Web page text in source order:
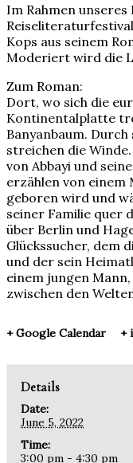
Im Rahmen unseres
Kops aus seinem
Moderiert wird die
Zum Roman:
Dort, wo sich die
Kontinentalplatte
Banyanbaum.
streichen die
von Abbayi und
erzählen von einem
geboren wird und
seiner Familie quer
über Berlin und
Glückssucher, dem
und der sein
einem jungen
zwischen den
+ Google Calendar +
Details
Date:
June 5, 2022
Time:
3:00 pm - 4:30 pm